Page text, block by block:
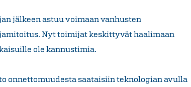
jälkeen astuu voimaan vanhusten
Nyt toimijat keskittyvät haalimaan
ole kannustimia.
onnettomuudesta saataisiin teknologian avulla